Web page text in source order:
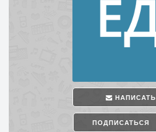
НАПИСАТЬ
ПОДПИСАТЬСЯ